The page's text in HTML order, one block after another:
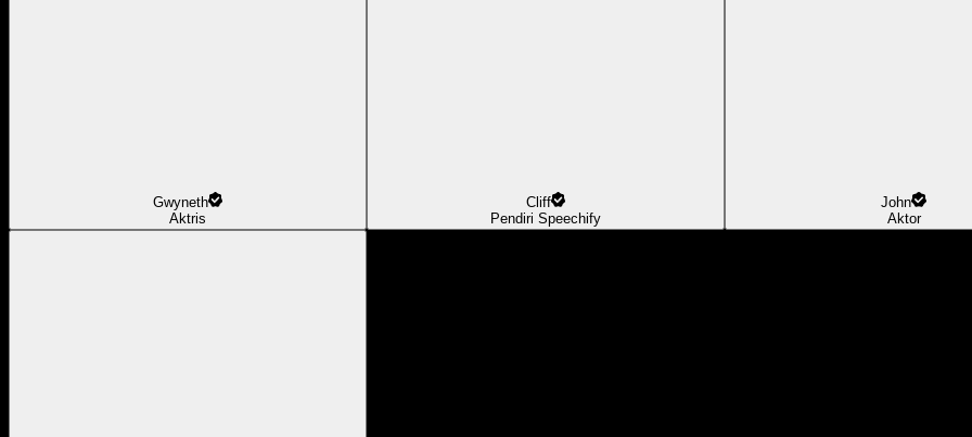
Gwyneth
Aktris
Cliff
Pendiri Speechify
John
Aktor